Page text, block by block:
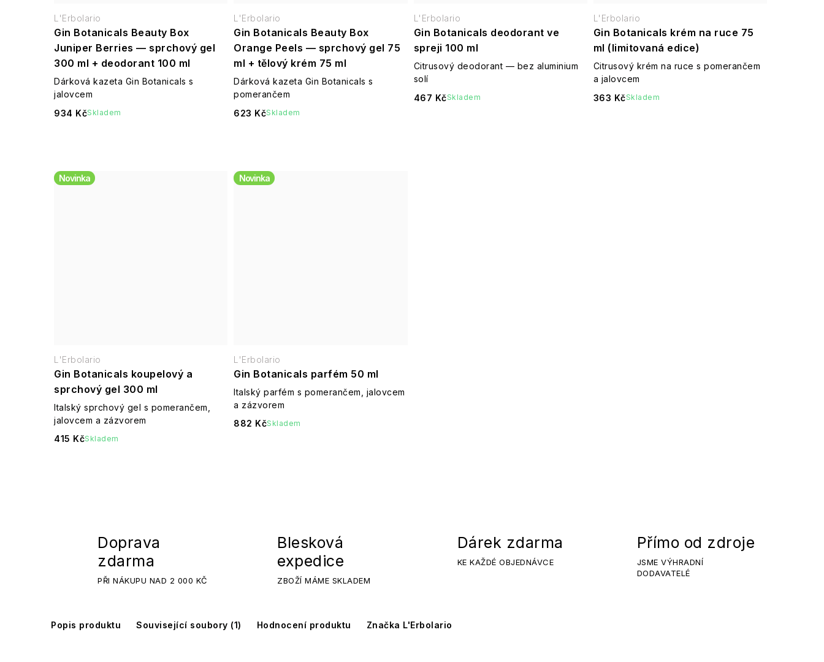
Gin Botanicals Beauty Box
Juniper Berries — sprchový gel
300 ml + deodorant 100 ml
Dárková kazeta Gin Botanicals s
jalovcem
934 KčSkladem
L'Erbolario
Gin Botanicals Beauty Box
Orange Peels — sprchový gel 75
ml + tělový krém 75 ml
Dárková kazeta Gin Botanicals s
pomerančem
623 KčSkladem
L'Erbolario
Gin Botanicals deodorant ve
spreji 100 ml
Citrusový deodorant — bez aluminium
solí
467 KčSkladem
L'Erbolario
Gin Botanicals krém na ruce 75
ml (limitovaná edice)
Citrusový krém na ruce s pomerančem
a jalovcem
363 KčSkladem
L'Erbolario
Novinka
Gin Botanicals koupelový a
sprchový gel 300 ml
Italský sprchový gel s pomerančem,
jalovcem a zázvorem
415 KčSkladem
L'Erbolario
Novinka
Gin Botanicals parfém 50 ml
Italský parfém s pomerančem, jalovcem
a zázvorem
882 KčSkladem
L'Erbolario
Doprava
zdarma
PŘI NÁKUPU NAD 2 000 KČ
Blesková
expedice
ZBOŽÍ MÁME SKLADEM
Dárek zdarma
KE KAŽDÉ OBJEDNÁVCE
Přímo od zdroje
JSME VÝHRADNÍ
DODAVATELÉ
Popis produktu Související soubory (1) Hodnocení produktu Značka L'Erbolario